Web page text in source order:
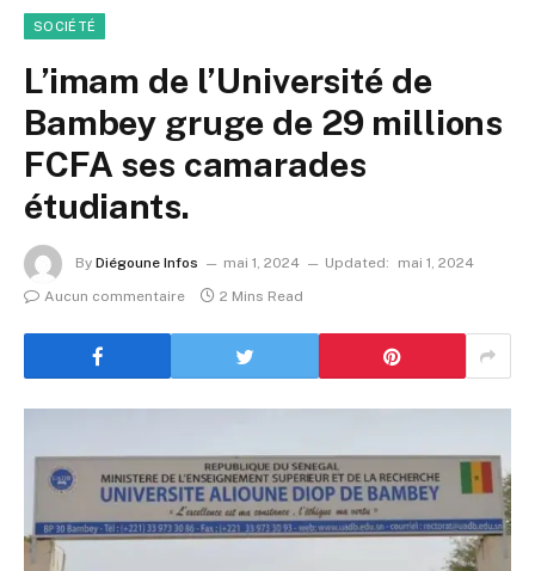
SOCIÉTÉ
L’imam de l’Université de
Bambey gruge de 29 millions
FCFA ses camarades
étudiants.
By Diégoune Infos mai 1, 2024 Updated:
mai 1, 2024
Aucun commentaire
2 Mins Read